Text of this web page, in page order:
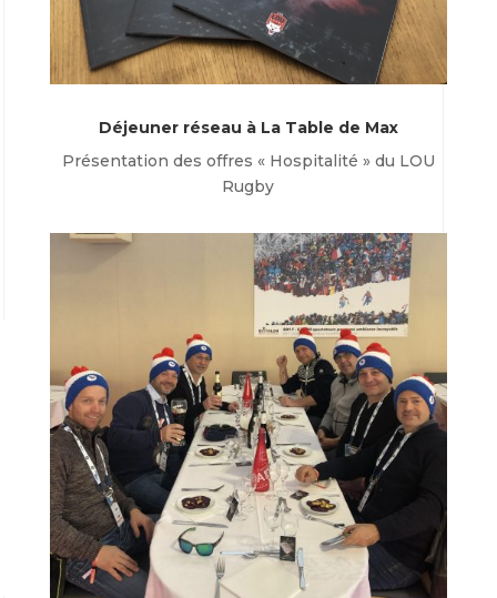
Déjeuner réseau à La Table de Max
Présentation des offres « Hospitalité » du LOU
Rugby